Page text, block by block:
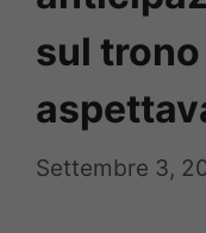
sul
Settembre 3,